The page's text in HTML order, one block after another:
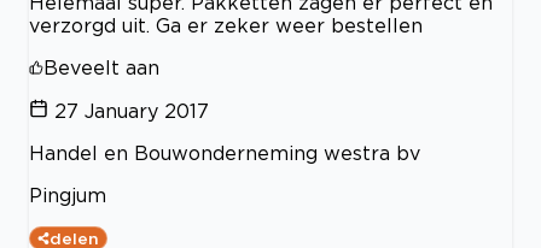
verzorgd uit. Ga er zeker weer bestellen
Beveelt aan
27 January 2017
Handel en Bouwonderneming westra bv
Pingjum
delen